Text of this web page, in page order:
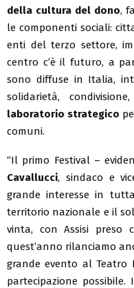
della cultura del dono,
le componenti sociali:
enti del terzo settore,
centro c’è il futuro, a
sono diffuse in Italia,
solidarietà,
laboratorio strategico
comuni.
“Il primo Festival –
Cavallucci, sindaco e
grande interesse in
territorio nazionale e il
vinta, con Assisi preso
quest’anno rilanciamo
grande evento al Teatro
partecipazione